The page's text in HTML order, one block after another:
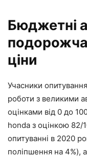
Бюджетні
ціни
Учасники
роботи з великими
оцінками від 0 до
honda з оцінкою 82/
опитуванні в 2020
поліпшення на 4%),